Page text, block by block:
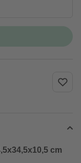
cm